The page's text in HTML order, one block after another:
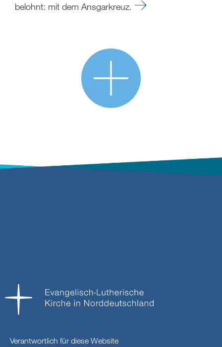
belohnt: mit dem Ansgarkreuz.
Verantwortlich für diese Website